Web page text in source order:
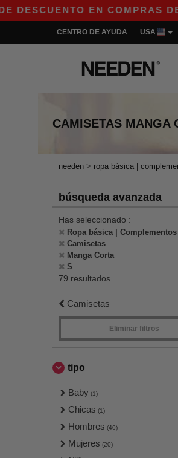
EN COMPRAS DE 80$ CON
CENTRO DE AYUDA USA
CAMISETAS MANGA
needen > ropa básica |
búsqueda avanzada
Has seleccionado :
Ropa básica | Complementos
Camisetas
Manga Corta
S
79 resultados.
Camisetas
Eliminar filtros
tipo
Baby (1)
Chicas (1)
Hombres (40)
Mujeres (20)